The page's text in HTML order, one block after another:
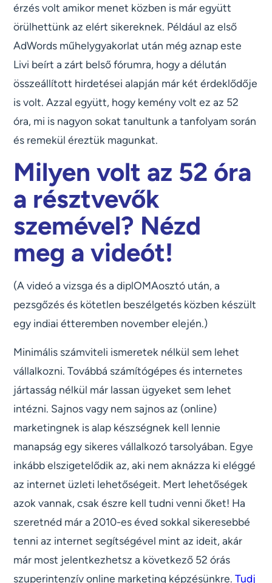
érzés volt amikor menet közben is már együtt
örülhettünk az elért sikereknek. Például az első
AdWords műhelygyakorlat után még aznap este
Livi beírt a zárt belső fórumra, hogy a délután
összeállított hirdetései alapján már két érdeklődője
is volt. Azzal együtt, hogy kemény volt ez az 52
óra, mi is nagyon sokat tanultunk a tanfolyam során
és remekül éreztük magunkat.
Milyen volt az 52 óra
a résztvevők
szemével? Nézd
meg a videót!
(A videó a vizsga és a diplOMAosztó után, a
pezsgőzés és kötetlen beszélgetés közben készült
egy indiai étteremben november elején.)
Minimális számviteli ismeretek nélkül sem lehet
vállalkozni. Továbbá számítógépes és internetes
jártasság nélkül már lassan ügyeket sem lehet
intézni. Sajnos vagy nem sajnos az (online)
marketingnek is alap készségnek kell lennie
manapság egy sikeres vállalkozó tarsolyában. Egye
inkább elszigetelődik az, aki nem aknázza ki eléggé
az internet üzleti lehetőségeit. Mert lehetőségek
azok vannak, csak észre kell tudni venni őket! Ha
szeretnéd már a 2010-es éved sokkal sikeresebbé
tenni az internet segítségével mint az ideit, akár
már most jelentkezhetsz a következő 52 órás
szuperintenzív online marketing képzésünkre.Tudj